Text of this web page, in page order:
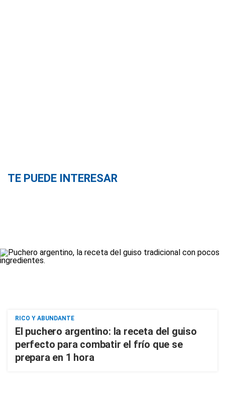
TE PUEDE INTERESAR
RICO Y ABUNDANTE
El puchero argentino: la receta del guiso
perfecto para combatir el frío que se
prepara en 1 hora